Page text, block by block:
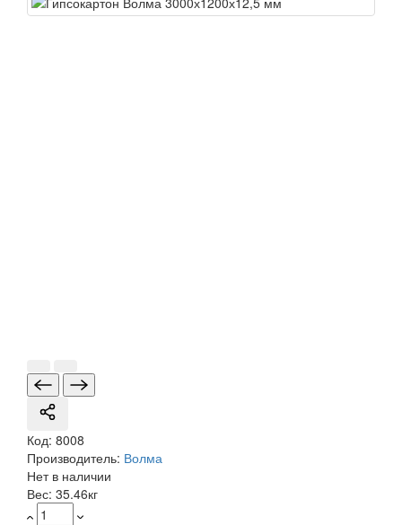
Код: 8008
Производитель: Волма
Нет в наличии
Вес: 35.46кг